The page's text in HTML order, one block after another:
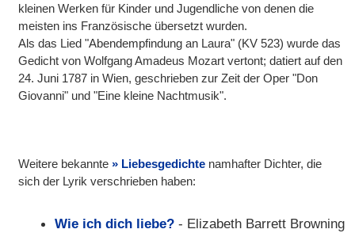
kleinen Werken für Kinder und Jugendliche von denen die
meisten ins Französische übersetzt wurden.
Als das Lied "Abendempfindung an Laura" (KV 523) wurde das
Gedicht von Wolfgang Amadeus Mozart vertont; datiert auf den
24. Juni 1787 in Wien, geschrieben zur Zeit der Oper "Don
Giovanni" und "Eine kleine Nachtmusik".
Weitere bekannte Liebesgedichte namhafter Dichter, die
sich der Lyrik verschrieben haben:
Wie ich dich liebe?- Elizabeth Barrett Browning